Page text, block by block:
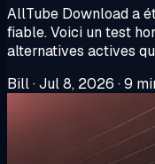
AllTube Download a
fiable. Voici un test
alternatives actives
Bill·Jul 8, 2026 ·9